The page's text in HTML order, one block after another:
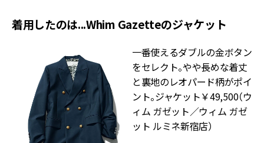
着用したのは...Whim Gazetteのジャケット
一番使えるダブルの金ボタン
をセレクト。やや長めな着丈
と裏地のレオパード柄がポイ
ント。ジャケット￥49,500（ウ
ィム ガゼット／ウィム ガゼ
ット ルミネ新宿店）